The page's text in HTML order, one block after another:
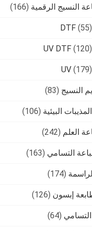
النسيج الرقمية (166)
(55)
(120)
(179)
النسيج (83)
البيئية (106)
العلم (242)
التسامي (163)
(174)
إبسون (126)
(64)